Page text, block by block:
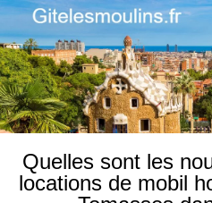
Quelles sont les
locations de mobil